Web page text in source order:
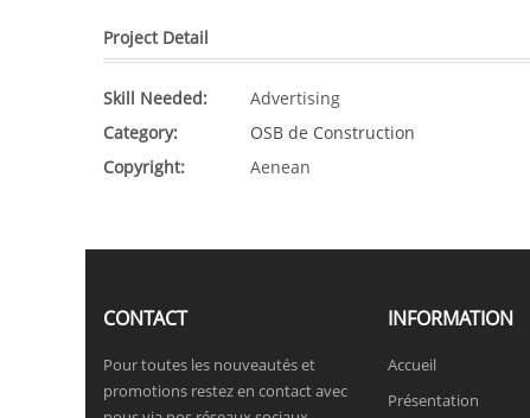
Project Detail
Skill Needed:
Advertising
Category:
OSB de Construction
Copyright:
Aenean
CONTACT
Pour toutes les nouveautés et
promotions restez en contact avec
INFORMATION
Accueil
Présentation